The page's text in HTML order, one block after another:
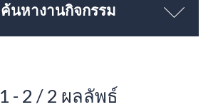
ค้นหางานกิจกรรม
1 - 2 / 2 ผลลัพธ์